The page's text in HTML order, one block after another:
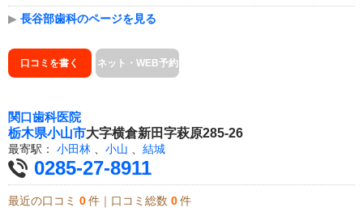
▶ 長谷部歯科のページを見る
口コミを書く ネット・WEB予約
関口歯科医院
栃木県小山市大字横倉新田字萩原285-26
最寄駅： 小田林 小山 結城
0285-27-8911
最近の口コミ 0 件｜口コミ総数 0 件